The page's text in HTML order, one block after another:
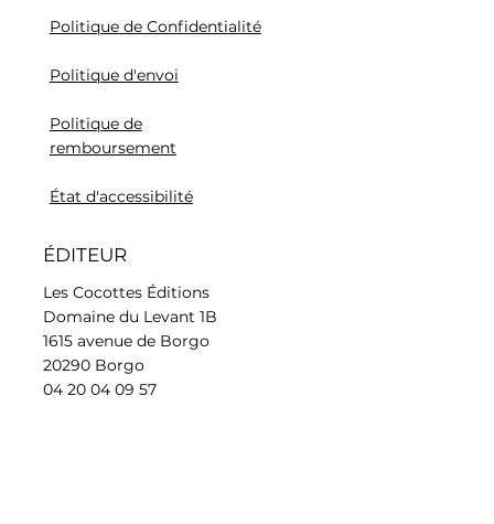
Politique de Confidentialité
Politique d'envoi
Politique de
remboursement
État d'accessibilité
ÉDITEUR
Les Cocottes Éditions
Domaine du Levant 1B
1615 avenue de Borgo
20290 Borgo
04 20 04 09 57